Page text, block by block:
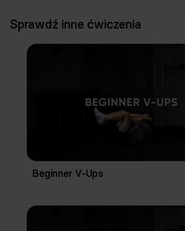
Sprawdź inne ćwiczenia
Beginner V-Ups